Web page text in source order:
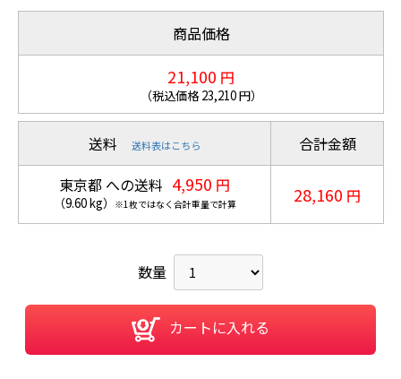
商品価格
21,100 円
（税込価格23,210円）
送料 送料表はこちら
東京都 への送料 4,950 円
（9.60kg） ※1枚ではなく合計重量で計算
合計金額
28,160 円
数量
カートに入れる